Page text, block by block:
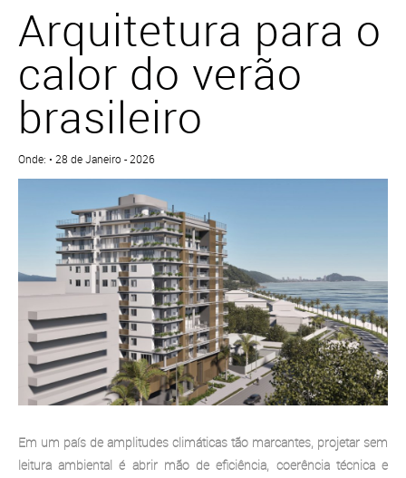
Arquitetura para o
calor do verão
brasileiro
Onde: • 28 de Janeiro - 2026
Em um país de amplitudes climáticas tão marcantes, projetar sem
leitura ambiental é abrir mão de eficiência, coerência técnica e